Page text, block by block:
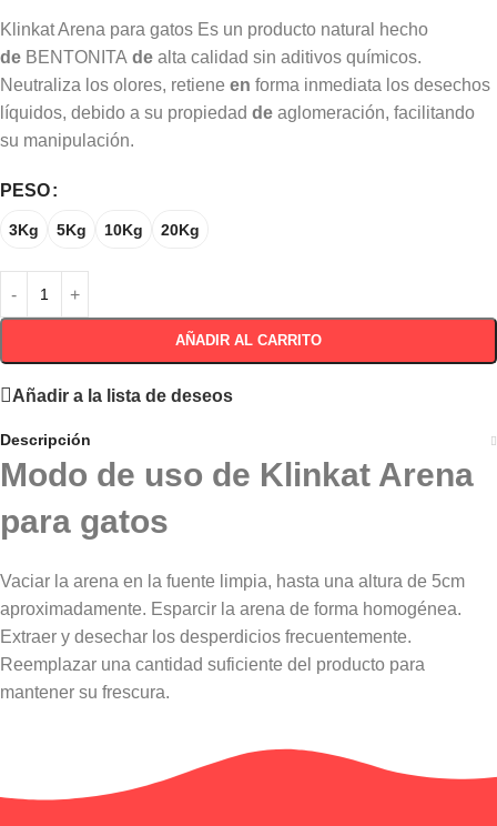
Klinkat Arena para gatos Es un producto natural hecho
de BENTONITA de alta calidad sin aditivos químicos.
Neutraliza los olores, retiene en forma inmediata los desechos
líquidos, debido a su propiedad de aglomeración, facilitando
su manipulación.
PESO
3Kg 5Kg 10Kg 20Kg
AÑADIR AL CARRITO
Añadir a la lista de deseos
Descripción
Modo de uso de Klinkat Arena
para gatos
Vaciar la arena en la fuente limpia, hasta una altura de 5cm
aproximadamente. Esparcir la arena de forma homogénea.
Extraer y desechar los desperdicios frecuentemente.
Reemplazar una cantidad suficiente del producto para
mantener su frescura.